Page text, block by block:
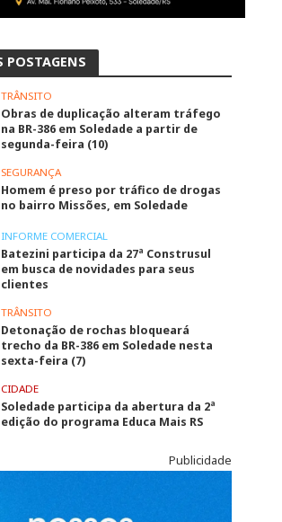
POSTAGENS
TRÂNSITO
Obras de duplicação alteram tráfego
na BR-386 em Soledade a partir de
segunda-feira (10)
SEGURANÇA
Homem é preso por tráfico de drogas
no bairro Missões, em Soledade
INFORME COMERCIAL
Batezini participa da 27ª Construsul
em busca de novidades para seus
clientes
TRÂNSITO
Detonação de rochas bloqueará
trecho da BR-386 em Soledade nesta
sexta-feira (7)
CIDADE
Soledade participa da abertura da 2ª
edição do programa Educa Mais RS
Publicidade